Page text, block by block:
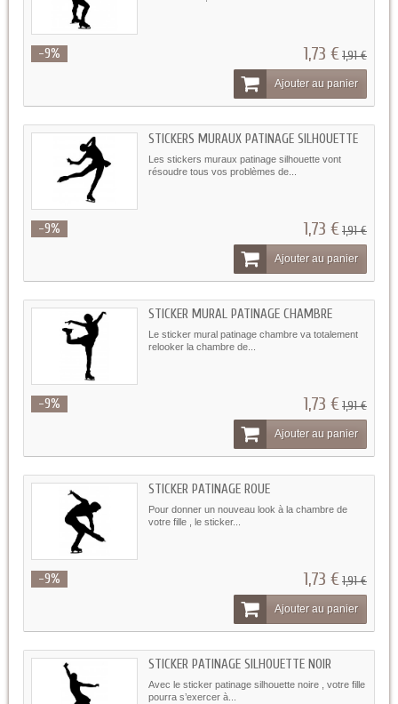
-9% 1,73 € 1,91 €
Ajouter au panier
STICKERS MURAUX PATINAGE SILHOUETTE
Les stickers muraux patinage silhouette vont
résoudre tous vos problèmes de...
-9% 1,73 € 1,91 €
Ajouter au panier
STICKER MURAL PATINAGE CHAMBRE
Le sticker mural patinage chambre va totalement
relooker la chambre de...
-9% 1,73 € 1,91 €
Ajouter au panier
STICKER PATINAGE ROUE
Pour donner un nouveau look à la chambre de
votre fille , le sticker...
-9% 1,73 € 1,91 €
Ajouter au panier
STICKER PATINAGE SILHOUETTE NOIR
Avec le sticker patinage silhouette noire , votre fille
pourra s’exercer à...